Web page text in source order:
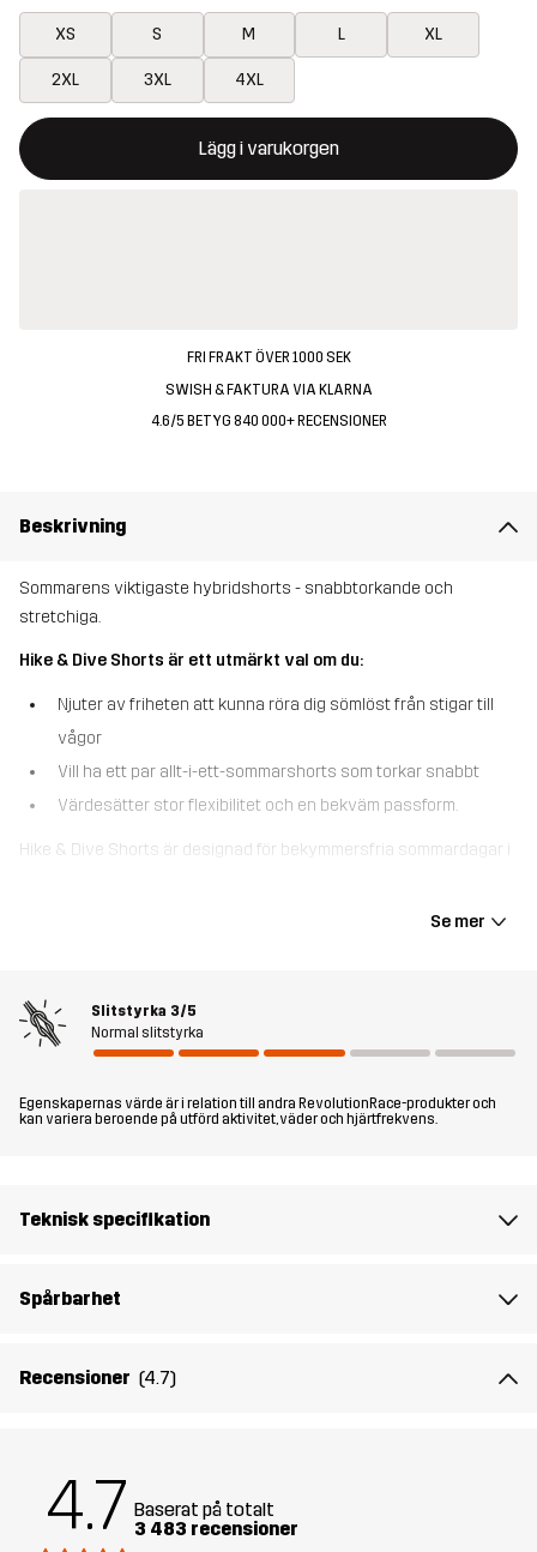
XS S M L XL
2XL 3XL 4XL
Lägg i varukorgen
Denna knapp kommer att öppna en modal som bekräftar en ny
{{size}} inte tillgänglig
FRI FRAKT ÖVER 1000 SEK
SWISH & FAKTURA VIA KLARNA
4.6/5 BETYG 840 000+ RECENSIONER
Beskrivning
Sommarens viktigaste hybridshorts - snabbtorkande och
stretchiga.
Hike & Dive Shorts är ett utmärkt val om du:
Njuter av friheten att kunna röra dig sömlöst från stigar till
vågor
Vill ha ett par allt-i-ett-sommarshorts som torkar snabbt
Värdesätter stor flexibilitet och en bekväm passform.
Hike & Dive Shorts är designad för bekymmersfria sommardagar i
att hålla dina småprylar säkra och lättillgängliga. Dessa shorts är
det perfekta valet för vandringar i varmt väder, svalkande simturer
Polyester
Se mer
Slitstyrka 3/5
Normal slitstyrka
Egenskapernas värde är i relation till andra RevolutionRace-produkter och
kan variera beroende på utförd aktivitet, väder och hjärtfrekvens.
Teknisk specifikation
Spårbarhet
Recensioner (4.7)
4.7 Baserat på totalt
3 483 recensioner